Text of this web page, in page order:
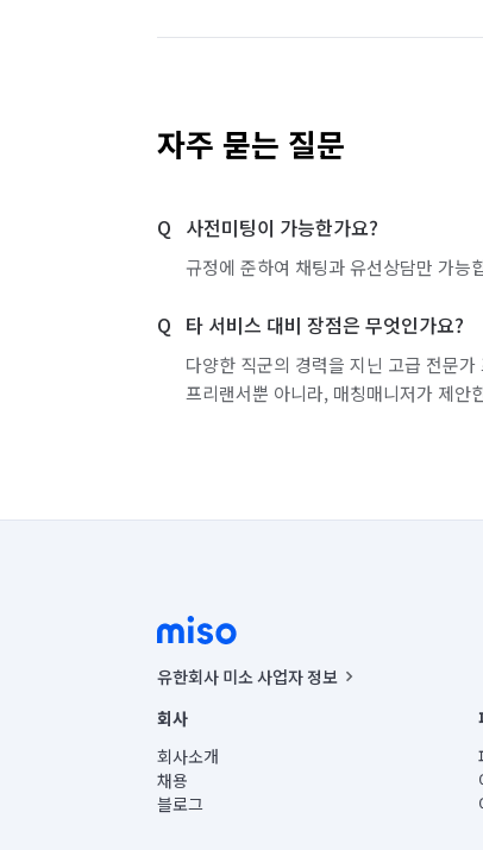
자주 묻는 질문
사전미팅이 가능한가요?
규정에 준하여 채팅과 유선상담만 가능
타 서비스 대비 장점은 무엇인가요?
다양한 직군의 경력을 지닌 고급 전문
프리랜서뿐 아니라, 매칭매니저가 제안
유한회사 미소 사업자 정보
사업자등록번호 : 291-87-00271 | 인허가번호 :
통신판매신고번호 : 2024-서울종로-1400(공정거래
대표이사 : CHING VICTOR COLUMBIA RHEE
주소 | 본사: 서울특별시 종로구 율곡로 6(중학동,
컨택센터 : 서울특별시 종로구 수송동 율곡로 24,
회사
회사소개
채용
블로그